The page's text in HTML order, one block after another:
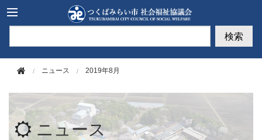
検索
ニュース 2019年8月
ニュース